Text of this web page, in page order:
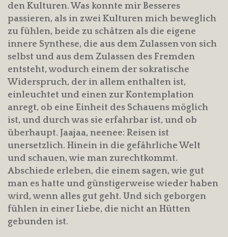
den Kulturen. Was konnte mir Besseres
passieren, als in zwei Kulturen mich beweglich
zu fühlen, beide zu schätzen als die eigene
innere Synthese, die aus dem Zulassen von sich
selbst und aus dem Zulassen des Fremden
entsteht, wodurch einem der sokratische
Widerspruch, der in allem enthalten ist,
einleuchtet und einen zur Kontemplation
anregt, ob eine Einheit des Schauens möglich
ist, und durch was sie erfahrbar ist, und ob
überhaupt. Jaajaa, neenee: Reisen ist
unersetzlich. Hinein in die gefährliche Welt
und schauen, wie man zurechtkommt.
Abschiede erleben, die einem sagen, wie gut
man es hatte und günstigerweise wieder haben
wird, wenn alles gut geht. Und sich geborgen
fühlen in einer Liebe, die nicht an Hütten
gebunden ist.